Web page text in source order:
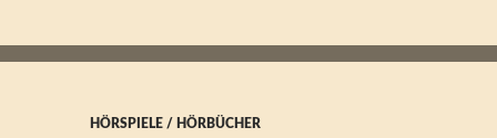
HÖRSPIELE / HÖRBÜCHER